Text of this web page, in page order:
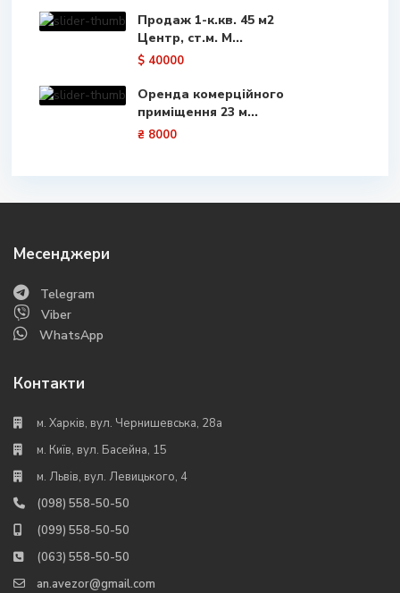
Продаж 1-к.кв. 45 м2
Центр, ст.м. М...
$ 40000
Оренда комерційного
приміщення 23 м...
₴ 8000
Месенджери
Telegram
Viber
WhatsApp
Контакти
м. Харків, вул. Чернишевська, 28а
м. Київ, вул. Басейна, 15
м. Львів, вул. Левицького, 4
(098) 558-50-50
(099) 558-50-50
(063) 558-50-50
an.avezor@gmail.com